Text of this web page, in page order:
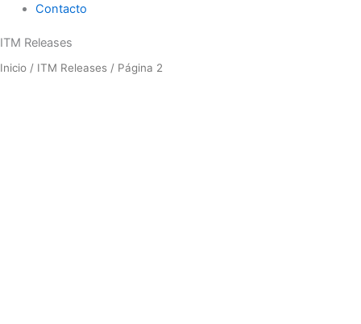
Contacto
ITM Releases
Inicio / ITM Releases / Página 2